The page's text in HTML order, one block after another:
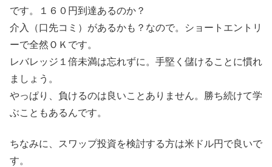
です。１６０円到達あるのか？
介入（口先コミ）があるかも？なので。ショートエントリ
ーで全然ＯＫです。
レバレッジ１倍未満は忘れずに。手堅く儲けることに慣れ
ましょう。
やっぱり、負けるのは良いことありません。勝ち続けて学
ぶこともあるんです。
ちなみに、スワップ投資を検討する方は米ドル円で良いで
す。